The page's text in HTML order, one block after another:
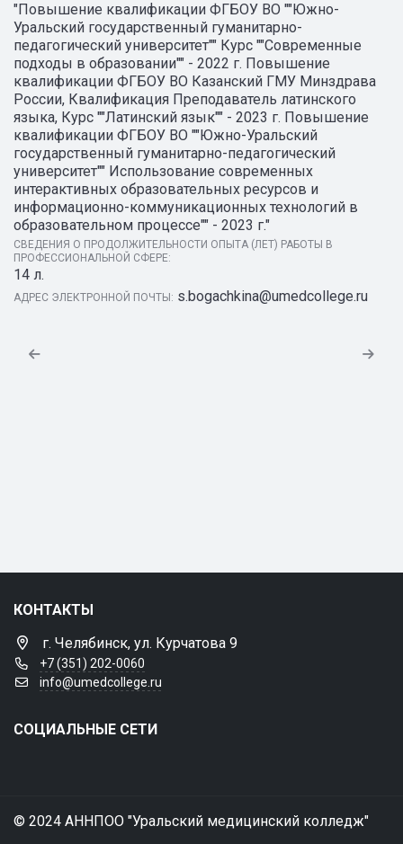
"Повышение квалификации ФГБОУ ВО ""Южно-
Уральский государственный гуманитарно-
педагогический университет"" Курс ""Современные
подходы в образовании"" - 2022 г. Повышение
квалификации ФГБОУ ВО Казанский ГМУ Минздрава
России, Квалификация Преподаватель латинского
языка, Курс ""Латинский язык"" - 2023 г. Повышение
квалификации ФГБОУ ВО ""Южно-Уральский
государственный гуманитарно-педагогический
университет"" Использование современных
интерактивных образовательных ресурсов и
информационно-коммуникационных технологий в
образовательном процессе"" - 2023 г."
СВЕДЕНИЯ О ПРОДОЛЖИТЕЛЬНОСТИ ОПЫТА (ЛЕТ) РАБОТЫ В
ПРОФЕССИОНАЛЬНОЙ СФЕРЕ:
14 л.
АДРЕС ЭЛЕКТРОННОЙ ПОЧТЫ: s.bogachkina@umedcollege.ru
КОНТАКТЫ
г. Челябинск, ул. Курчатова 9
+7 (351) 202-0060
info@umedcollege.ru
СОЦИАЛЬНЫЕ СЕТИ
© 2024 АННПОО "Уральский медицинский колледж"